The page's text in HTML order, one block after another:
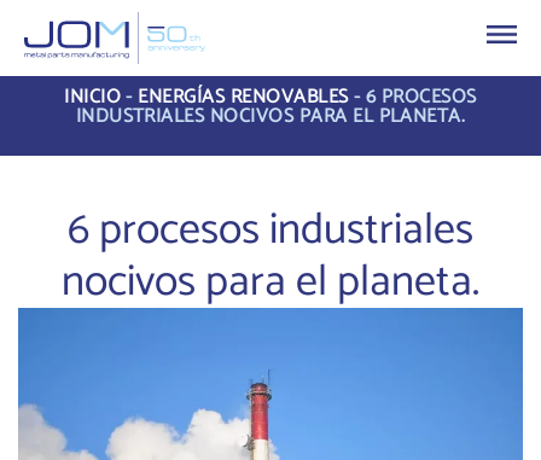
INICIO-ENERGÍAS RENOVABLES-6 PROCESOS
INDUSTRIALES NOCIVOS PARA EL PLANETA.
6 procesos industriales
nocivos para el planeta.